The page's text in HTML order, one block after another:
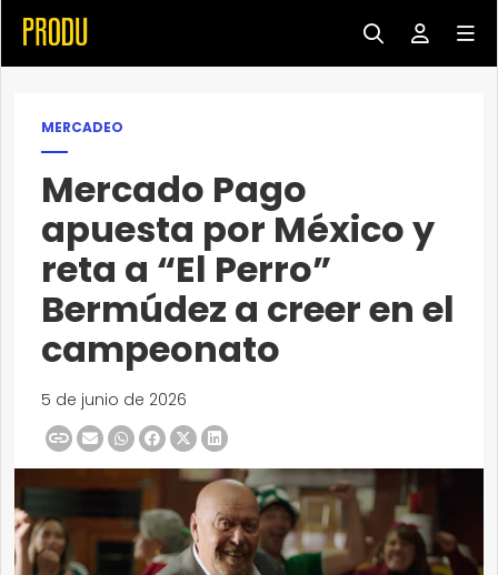
MERCADEO
Mercado Pago
apuesta por México y
reta a “El Perro”
Bermúdez a creer en el
campeonato
5 de junio de 2026